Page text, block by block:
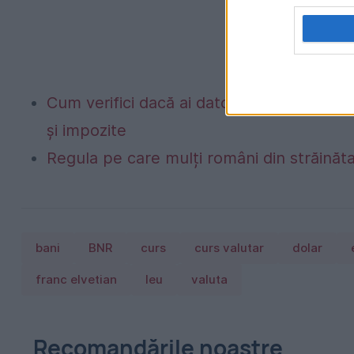
Cum verifici dacă ai datorii la Primărie?
și impozite
Regula pe care mulți români din
bani BNR curs curs valutar dolar
franc elvetian leu valuta
Recomandările noastre